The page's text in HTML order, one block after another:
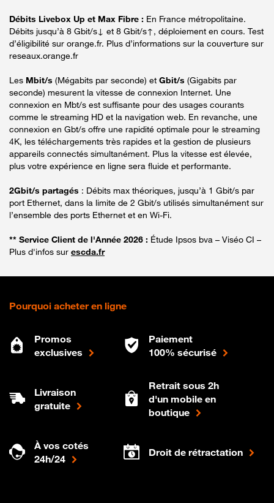
Débits Livebox Up et Max Fibre : En France métropolitaine.
Débits jusqu’à 8 Gbit/s↓ et 8 Gbit/s↑, déploiement en cours. Test
d’éligibilité sur orange.fr. Plus d’informations sur la couverture sur
reseaux.orange.fr
Les Mbit/s (Mégabits par seconde) et Gbit/s (Gigabits par
seconde) mesurent la vitesse de connexion Internet. Une
connexion en Mbt/s est suffisante pour des usages courants
comme le streaming HD et la navigation web. En revanche, une
connexion en Gbt/s offre une rapidité optimale pour le streaming
4K, les téléchargements très rapides et la gestion de plusieurs
appareils connectés simultanément. Plus la vitesse est élevée,
plus votre expérience en ligne sera fluide et performante.
2Gbit/s partagés : Débits max théoriques, jusqu’à 1 Gbit/s par
port Ethernet, dans la limite de 2 Gbit/s utilisés simultanément sur
l’ensemble des ports Ethernet et en Wi-Fi.
** Service Client de l'Année 2026 : Étude Ipsos bva – Viséo CI –
Plus d'infos sur escda.fr
Pourquoi acheter en ligne
Promos
exclusives
Paiement
100% sécurisé
Livraison
gratuite
Retrait sous 2h
d'un mobile en
boutique
À vos cotés
24h/24
Droit de rétractation